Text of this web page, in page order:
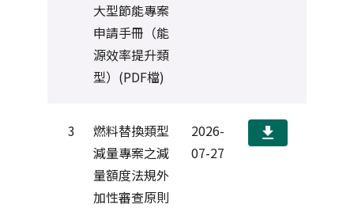
大型節能專案
申請手冊（能
源效率提升類
型）(PDF檔)
3
燃料替換類型
減量專案之減
量額度法規外
加性審查原則
2026-
07-27
download